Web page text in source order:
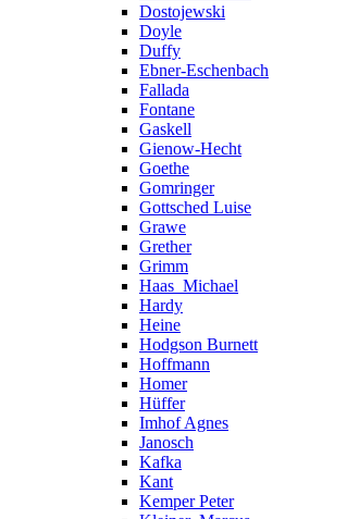
Dostojewski
Doyle
Duffy
Ebner-Eschenbach
Fallada
Fontane
Gaskell
Gienow-Hecht
Goethe
Gomringer
Gottsched Luise
Grawe
Grether
Grimm
Haas_Michael
Hardy
Heine
Hodgson Burnett
Hoffmann
Homer
Hüffer
Imhof Agnes
Janosch
Kafka
Kant
Kemper Peter